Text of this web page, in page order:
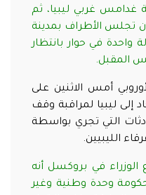
غدامس غربي ليبيا، ثم
تجلس الأطراف بمدينة
واحدة في حوار بانتظار
المقبل.
أمس الاثنين على
إلى ليبيا لمراقبة وقف
التي تجري بواسطة
الليبيين.
في بروكسل أنه
وحدة وطنية وغير